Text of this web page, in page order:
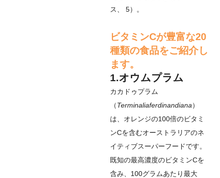
ス
5）。
ビタミンCが豊富な20
種類の食品をご紹介し
ます。
1.オウムプラム
カカドゥプラム
（Terminaliaferdinandiana）
は、オレンジの100倍のビタミ
ンCを含むオーストラリアのネ
イティブスーパーフードです。
既知の最高濃度のビタミンCを
含み、100グラムあたり最大